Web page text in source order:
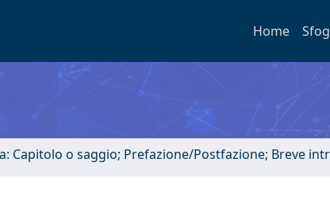
Home
Capitolo o saggio; Prefazione/Postfazione; Breve